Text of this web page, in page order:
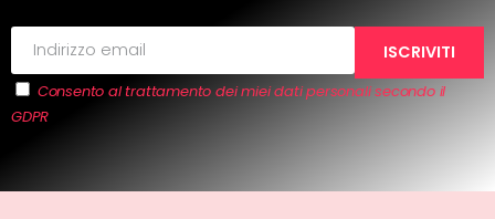
Consento al trattamento dei miei dati personali secondo il
GDPR